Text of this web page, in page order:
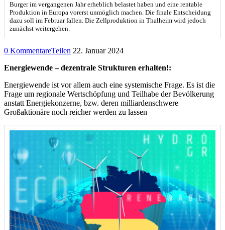
Burger im vergangenen Jahr erheblich belastet haben und eine rentable
Produktion in Europa vorerst unmöglich machen. Die finale Entscheidung
dazu soll im Februar fallen. Die Zellproduktion in Thalheim wird jedoch
zunächst weitergehen.
0 KommentareTeilen 22. Januar 2024
Energiewende – dezentrale Strukturen erhalten!:
Energiewende ist vor allem auch eine systemische Frage. Es ist die
Frage um regionale Wertschöpfung und Teilhabe der Bevölkerung
anstatt Energiekonzerne, bzw. deren milliardenschwere
Großaktionäre noch reicher werden zu lassen